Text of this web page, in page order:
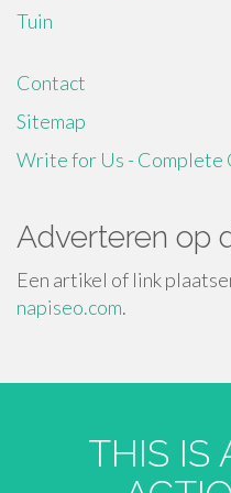
Tuin
Contact
Sitemap
Write for Us - Complete
Adverteren op
Een artikel of link
napiseo.com.
THIS IS